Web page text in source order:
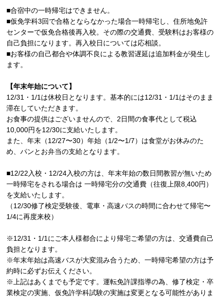
■合宿中の一時帰宅はできません。
■仮免学科3回で合格とならなかった場合一時帰宅し、住所地免許
センターで仮免合格後再入校。その際の交通費、受験料はお客様の
自己負担になります。再入校日については応相談。
■お客様の自己都合や体調不良による教習遅延は追加料金が発生し
ます。
【年末年始について】
12/31・1/1は休校日となります。基本的には12/31・1/1はそのまま
滞在していただきます。
お食事の提供はございませんので、2日間の食事代として税込
10,000円を12/30に支給いたします。
また、年末（12/27〜30）年始（1/2〜1/7）は食堂がお休みのた
め、パンとお弁当の支給となります。
■12/22入校・12/24入校の方は、年末年始の数日間教習が無いため
一時帰宅をされる場合は 一時帰宅分の交通費（往復上限8,400円）
を支給いたします。
（12/30修了検定受験後、電車・高速バスの時間に合わせて帰宅〜
1/4に再度来校）
※12/31・1/1にご本人様都合により帰宅ご希望の方は、交通費自己
負担となります。
※年末年始は高速バスが大変混み合うため、一時帰宅希望の方は予
約時に必ずお伝えください。
※上記はあくまでも予定です。運転免許課指導の為、修了検定・卒
業検定の実施、仮免許学科試験の実施は変更となる可能性がありま